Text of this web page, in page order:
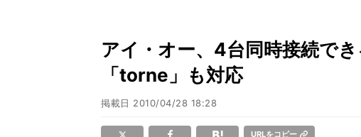
アイ・オー、4台同時接続で
「torne」も対応
掲載日 2010/04/28 18:28
URLをコピー